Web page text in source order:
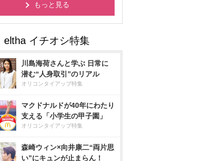
もっと見る
川島海荷さんと学ぶ 日常に
潜む“人身取引”のリアル
オリコンタイアップ特集
マクドナルドが40年にわたり
支える「小学生の甲子園」
オリコンタイアップ特集
森崎ウィン×向井康二“両片思
い”にキュンが止まらん！